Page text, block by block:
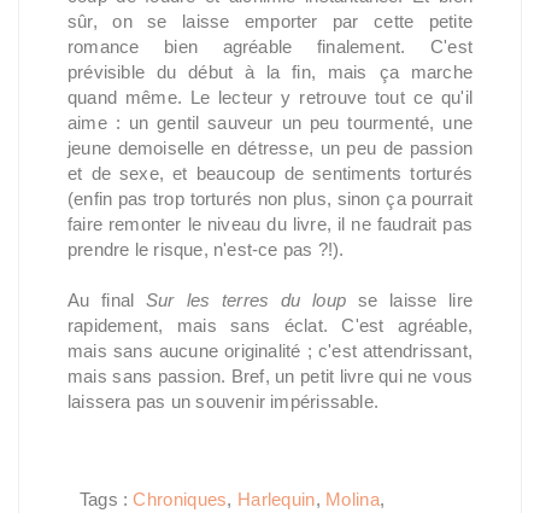
sûr, on se laisse emporter par cette petite
romance bien agréable finalement. C'est
prévisible du début à la fin, mais ça marche
quand même. Le lecteur y retrouve tout ce qu'il
aime : un gentil sauveur un peu tourmenté, une
jeune demoiselle en détresse, un peu de passion
et de sexe, et beaucoup de sentiments torturés
(enfin pas trop torturés non plus, sinon ça pourrait
faire remonter le niveau du livre, il ne faudrait pas
prendre le risque, n'est-ce pas ?!).
Au finalSur les terres du loup se laisse lire
rapidement, mais sans éclat. C'est agréable,
mais sans aucune originalité ; c'est attendrissant,
mais sans passion. Bref, un petit livre qui ne vous
laissera pas un souvenir impérissable.
Tags :Chroniques, Harlequin, Molina,